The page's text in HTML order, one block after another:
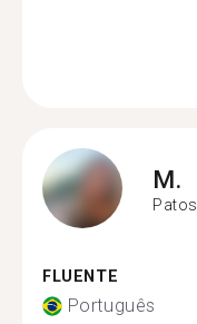
M.
Patos
FLUENTE
Português